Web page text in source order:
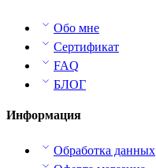
Обо мне
Сертификат
FAQ
БЛОГ
Информация
Обработка данных